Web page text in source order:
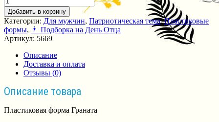
Добавить в корзину
Категории: Для мужчин, Патриотическая тема,Пластиковые
формы, 👨 Подборка на День Отца
Артикул: 5669
Описание
Доставка и оплата
Отзывы (0)
Описание товара
Пластиковая форма Граната